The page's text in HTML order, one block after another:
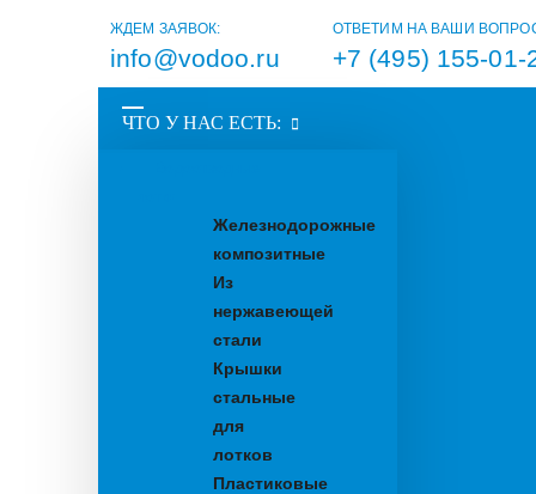
ЖДЕМ ЗАЯВОК:
info@vodoo.ru
ОТВЕТИМ НА ВАШИ
+7 (495) 155-01-
ЧТО У НАС ЕСТЬ:
Железнодорожные
композитные
Из
нержавеющей
стали
Крышки
стальные
для
лотков
Пластиковые